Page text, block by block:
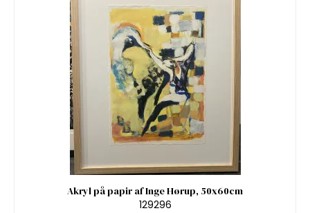
Akryl på papir af Inge Hørup, 50x60cm
129296